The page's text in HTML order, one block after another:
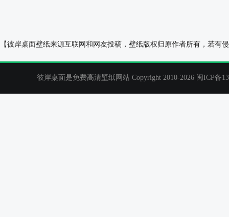
【彼岸桌面壁纸来源互联网和网友投稿，壁纸版权归原作者所有，若
彼岸桌面是免费高清壁纸网站 Copyright 2010-2026 闽ICP备